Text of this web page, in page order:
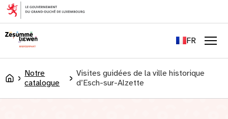
principal
FR
LU
Accueil
Notre
catalogue
Visites guidées de la ville historique
d’Esch-sur-Alzette